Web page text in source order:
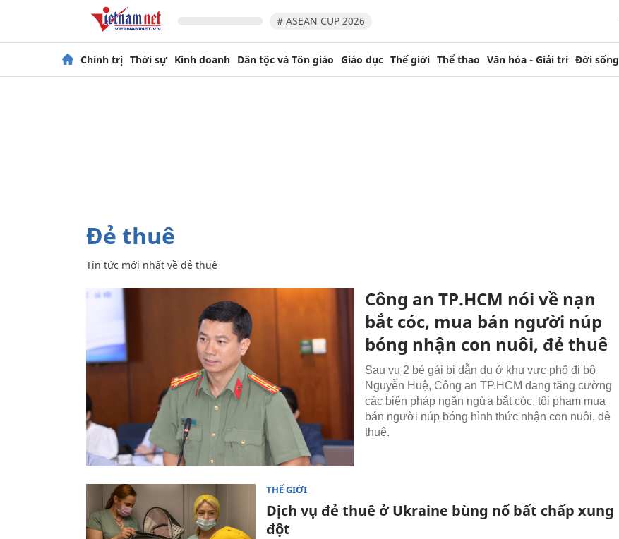
# ASEAN CUP 2026
Chính trị Thời sự Kinh doanh Dân tộc và Tôn giáo Giáo dục Thế giới Thể thao Văn hóa - Giải trí Đời sống
đẻ thuê
Tin tức mới nhất về đẻ thuê
Công an TP.HCM nói về nạn
bắt cóc, mua bán người núp
bóng nhận con nuôi, đẻ thuê
Sau vụ 2 bé gái bị dẫn dụ ở khu vực phố đi bộ
Nguyễn Huệ, Công an TP.HCM đang tăng cường
các biện pháp ngăn ngừa bắt cóc, tội phạm mua
bán người núp bóng hình thức nhận con nuôi, đẻ
thuê.
THẾ GIỚI
Dịch vụ đẻ thuê ở Ukraine bùng nổ bất chấp xung
đột